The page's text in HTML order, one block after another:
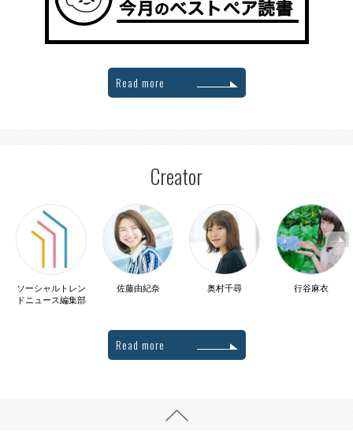
Read more
Creator
ソーシャルトレン
ドニュース編集部
佐藤由紀奈 奥村千尋 行谷麻衣
Read more